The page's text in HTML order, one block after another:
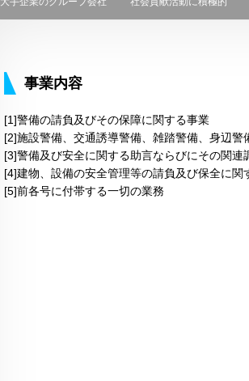
事業内容
[1]警備の請負及びその保障に関する事業
[2]施設警備、交通誘導警備、雑踏警備、身辺警
[3]警備及び安全に関する助言ならびにその関連
[4]建物、設備の安全管理等の請負及び保全に関
[5]前各号に付帯する一切の業務